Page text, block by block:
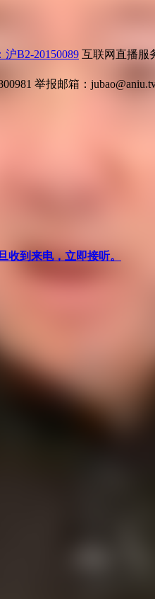
沪B2-20150089 互联网直播服
举报邮箱：
收到来电，立即接听。